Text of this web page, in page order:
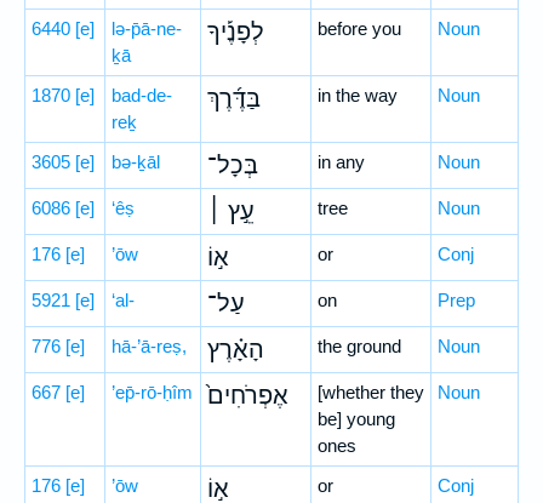
6440 [e]
lə-p̄ā-ne-
ḵā
לְפָנֶ֡יךָ before you Noun
1870 [e]
bad-de-
reḵ
בַּדֶּ֜רֶךְ in the way Noun
3605 [e] bə-ḵāl בְּכָל־ in any Noun
6086 [e] ‘êṣ עֵ֣ץ ׀ tree Noun
176 [e] ’ōw א֣וֹ or Conj
5921 [e] ‘al- עַל־ on Prep
776 [e] hā-’ā-reṣ, הָאָ֗רֶץ the ground Noun
667 [e] ’ep̄-rō-ḥîm אֶפְרֹחִים֙
[whether they
be] young
ones
Noun
176 [e] ’ōw א֣וֹ or Conj